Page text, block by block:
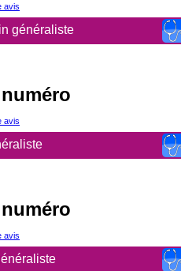
avis
généraliste
avis
avis